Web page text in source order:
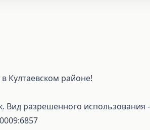
Култаевском районе!
Вид разрешенного использования